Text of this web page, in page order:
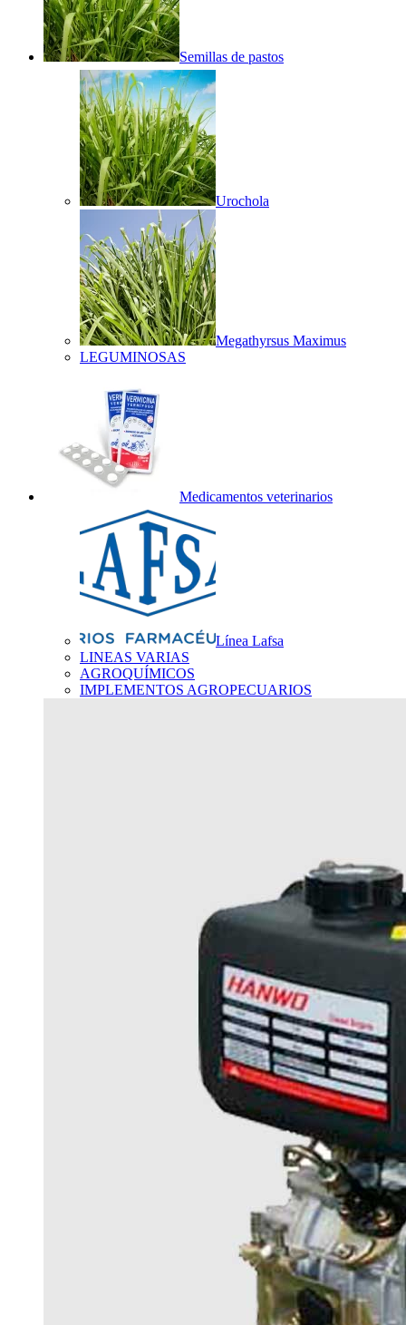
Semillas de pastos
Urochola
Megathyrsus Maximus
LEGUMINOSAS
Medicamentos veterinarios
Línea Lafsa
LINEAS VARIAS
AGROQUÍMICOS
IMPLEMENTOS AGROPECUARIOS